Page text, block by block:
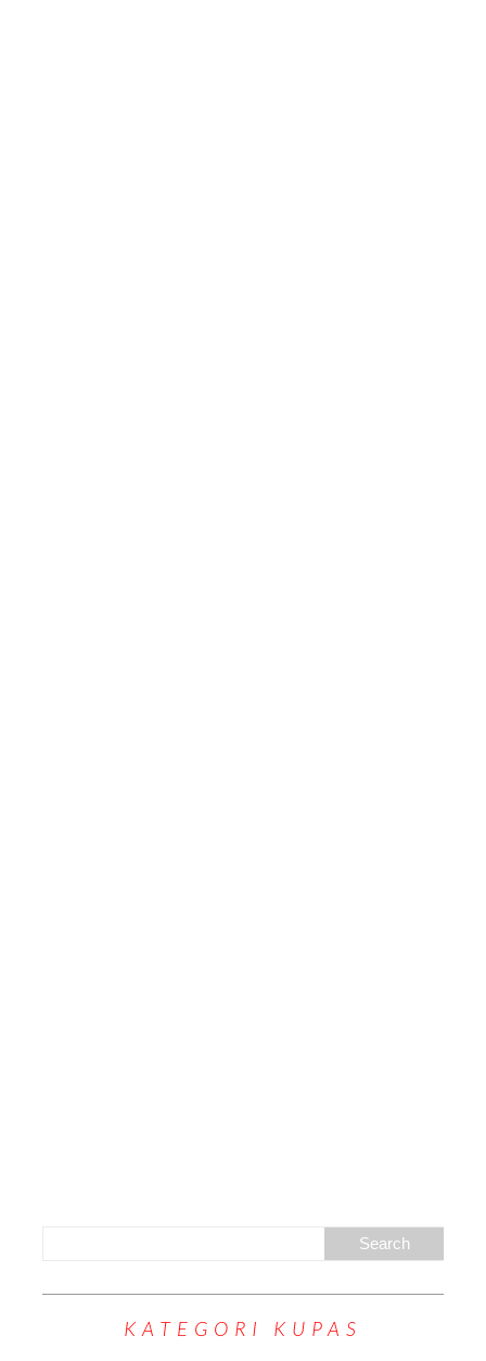
KATEGORI KUPAS